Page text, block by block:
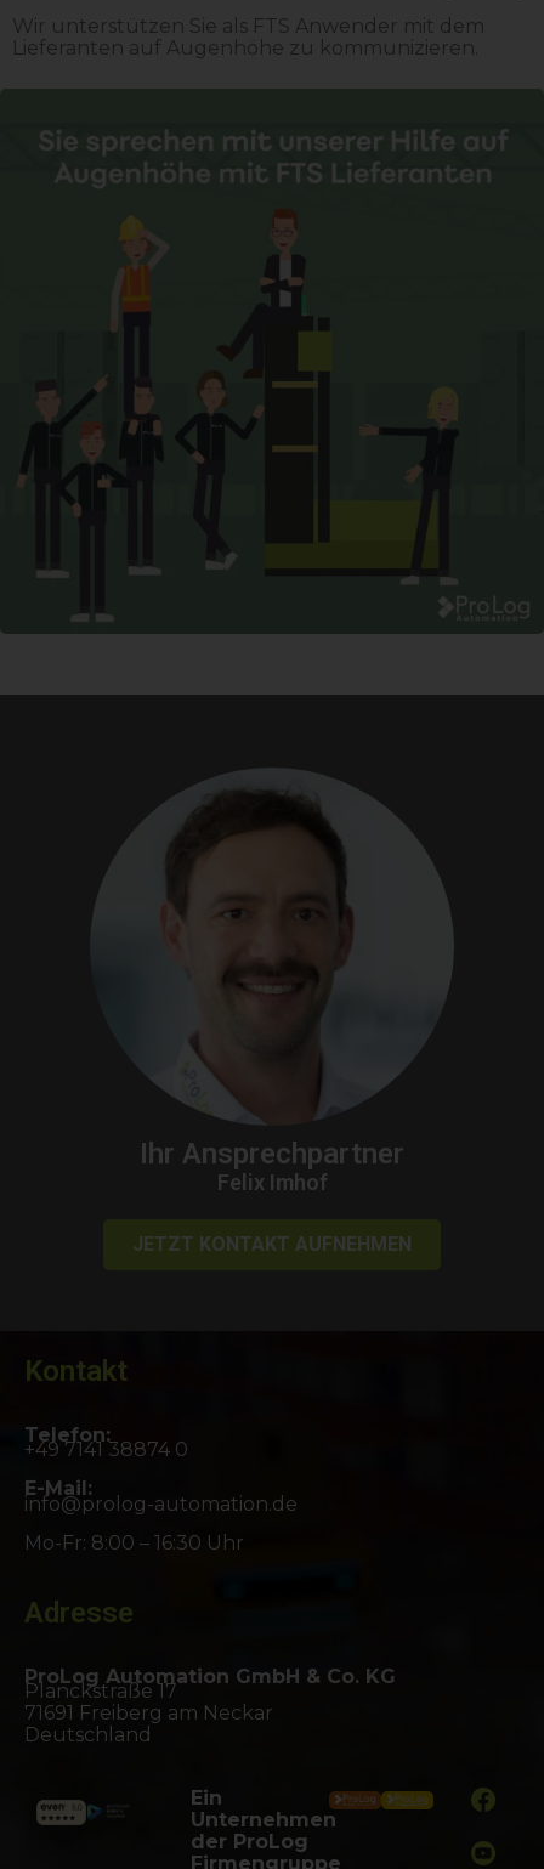
Wir unterstützen Sie als FTS Anwender mit dem
Lieferanten auf Augenhöhe zu kommunizieren.
Ihr Ansprechpartner
Felix Imhof
JETZT KONTAKT AUFNEHMEN
Kontakt
Telefon:
+49 7141 38874 0
E-Mail:
info@prolog-automation.de
Mo-Fr: 8:00 – 16:30 Uhr
Adresse
ProLog Automation GmbH & Co. KG
Planckstraße 17
71691 Freiberg am Neckar
Deutschland
Ein
Unternehmen
der ProLog
Firmengruppe